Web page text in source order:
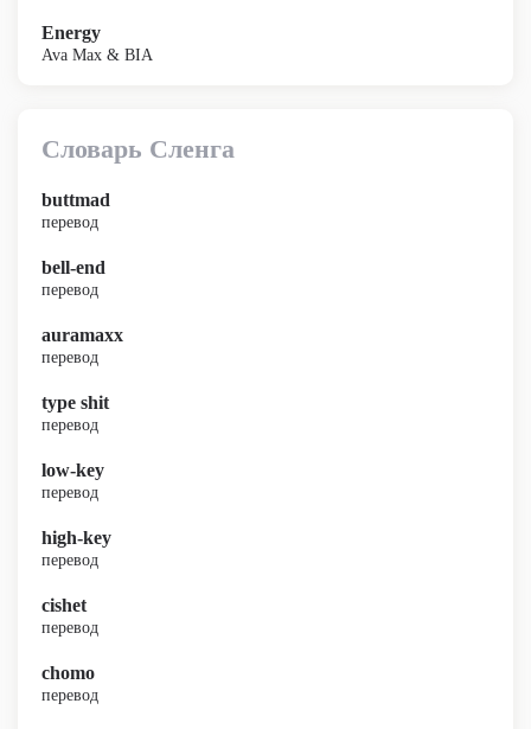
Energy
Ava Max & BIA
Словарь Сленга
buttmad
перевод
bell-end
перевод
auramaxx
перевод
type shit
перевод
low-key
перевод
high-key
перевод
cishet
перевод
chomo
перевод